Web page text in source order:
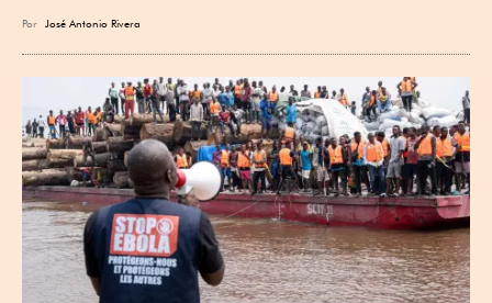
Por José Antonio Rivera